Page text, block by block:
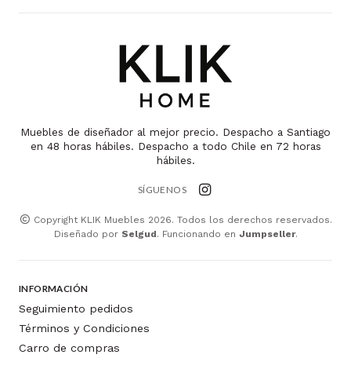
Muebles de diseñador al mejor precio. Despacho a Santiago
en 48 horas hábiles. Despacho a todo Chile en 72 horas
hábiles.
SÍGUENOS
Copyright KLIK Muebles 2026. Todos los derechos reservados.
Diseñado por Selgud. Funcionando en Jumpseller.
INFORMACIÓN
Seguimiento pedidos
Términos y Condiciones
Carro de compras